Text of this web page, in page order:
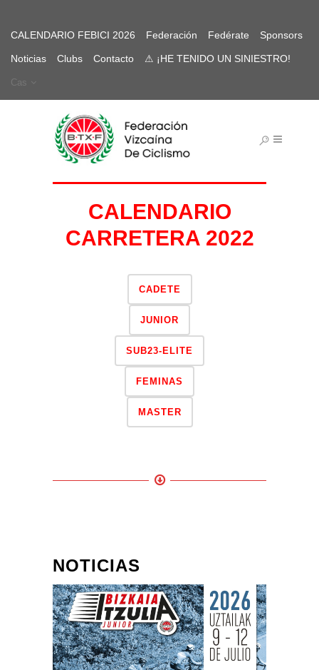
CALENDARIO FEBICI 2026 Federación Fedérate Sponsors
Noticias Clubs Contacto ⚠ ¡HE TENIDO UN SINIESTRO!
Cas
CALENDARIO
CARRETERA 2022
CADETE
JUNIOR
SUB23-ELITE
FEMINAS
MASTER
NOTICIAS